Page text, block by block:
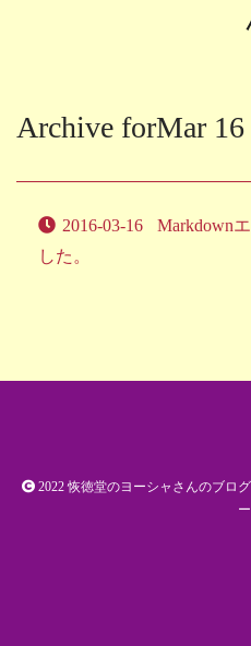
Archive forMar 16
2016-03-16
Markdown
した。
2022恢徳堂のヨーシャさんのブログ
ー